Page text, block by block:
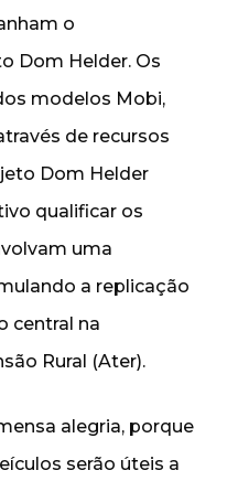
o
Dom Helder. Os
modelos Mobi,
de recursos
Dom Helder
qualificar os
uma
a replicação
central na
Rural (Ater).
alegria, porque
serão úteis a